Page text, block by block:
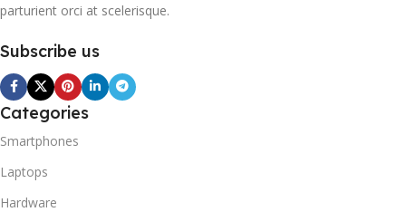
parturient orci at scelerisque.
Subscribe us
Categories
Smartphones
Laptops
Hardware